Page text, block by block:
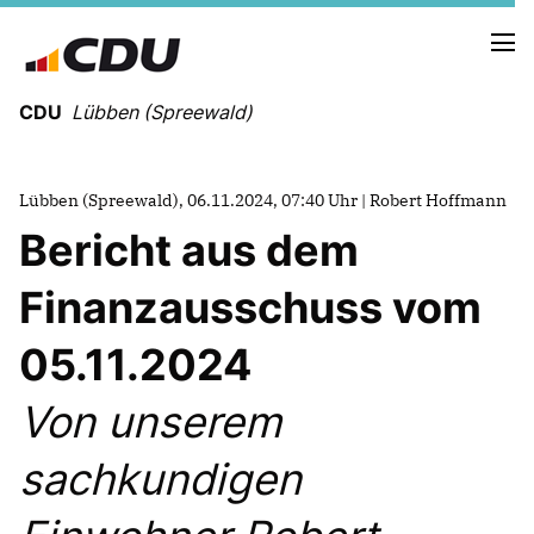
CDU Lübben (Spreewald)
NEUIGKEITEN
TERMINE
UNSERE KANDIDATEN
UNSERE SCHWERPUNKTE
FRAKTIONSMITGLIEDER
Lübben (Spreewald), 06.11.2024, 07:40 Uhr | Robert Hoffmann
Bericht aus dem
Finanzausschuss vom
05.11.2024
Von unserem
sachkundigen